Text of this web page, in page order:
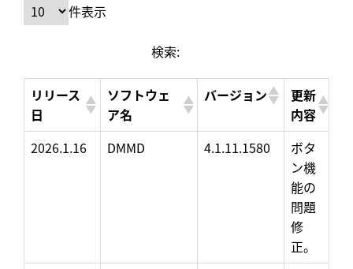
件表示
検索:
リリース
日
ソフトウェ
ア名
バージョン
更新
内容
2026.1.16
DMMD 4.1.11.1580
ボタ
ン機
能の
問題
修
正。